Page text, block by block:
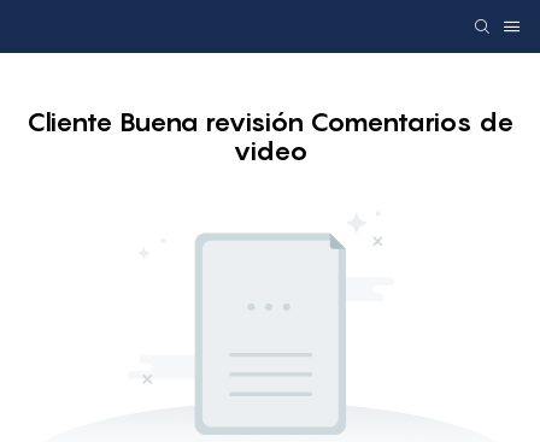
Cliente Buena revisión Comentarios de
video